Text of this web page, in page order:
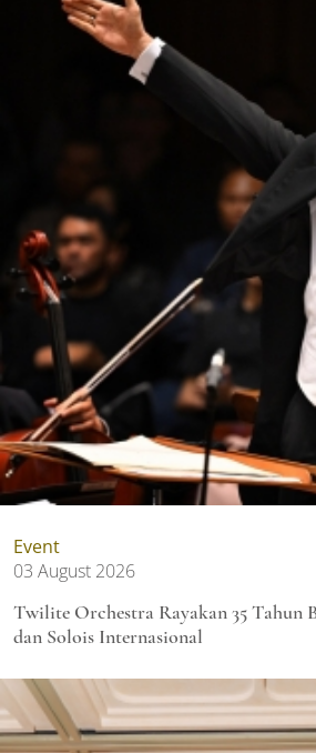
Event
03 August 2026
Twilite Orchestra Rayakan 35 Tahun
dan Solois Internasional